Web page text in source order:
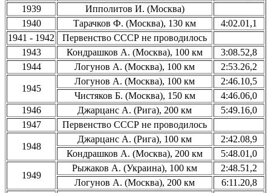
1939
Ипполитов И. (Москва)
1940
Тарачков Ф. (Москва), 130 км
4:02.01,1
1941 - 1942
Первенство СССР не проводилось
1943
Кондрашков А. (Москва), 100 км
3:08.52,8
1944
Логунов А. (Москва), 100 км 2:53.26,2
1945
Логунов А. (Москва), 100 км
2:46.10,5
Чистяков Б. (Москва), 150 км
4:46.06,0
1946
Джарцанс А. (Рига), 200 км
5:49.16,0
1947
Первенство СССР не проводилось
1948
Джарцанс А. (Рига), 100 км
2:42.08,9
Кондрашков А. (Москва), 200 км
5:48.01,0
1949
Рыжаков А. (Украина), 100 км
2:48.51,2
Логунов А. (Москва), 200 км
6:11.20,8